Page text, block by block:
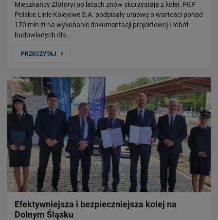
Mieszkańcy Złotoryi po latach znów skorzystają z kolei. PKP
Polskie Linie Kolejowe S.A. podpisały umowę o wartości ponad
170 mln zł na wykonanie dokumentacji projektowej i robót
budowlanych dla…
PRZECZYTAJ
Efektywniejsza i bezpieczniejsza kolej na
Dolnym Śląsku